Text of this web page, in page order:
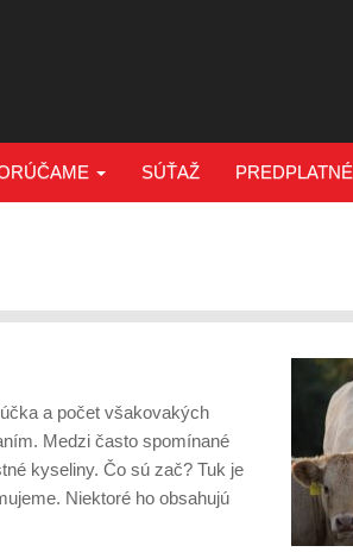
SÚŤAŽ PREDPLATNÉ
a počet všakovakých
Medzi často spomínané
kyseliny. Čo sú zač? Tuk je
Niektoré ho obsahujú